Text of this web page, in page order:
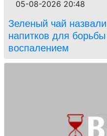
05-08-2026 20:48
Зеленый чай
напитков для
воспалением